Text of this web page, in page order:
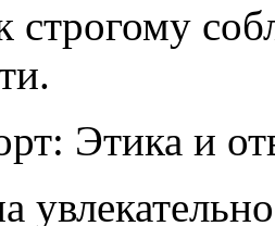
строгому
Этика и